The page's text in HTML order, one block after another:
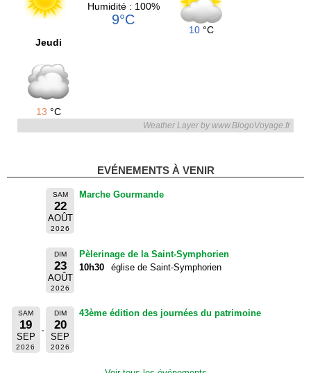
Humidité : 100%
9°C
10 °C
Jeudi
13 °C
Weather Layer by www.BlogoVoyage.fr
EVÉNEMENTS À VENIR
SAM
22
AOÛT
2026
Marche Gourmande
DIM
23
AOÛT
2026
Pèlerinage de la Saint-Symphorien
10h30
église de Saint-Symphorien
SAM
19
SEP
2026
DIM
20
SEP
2026
43ème édition des journées du patrimoine